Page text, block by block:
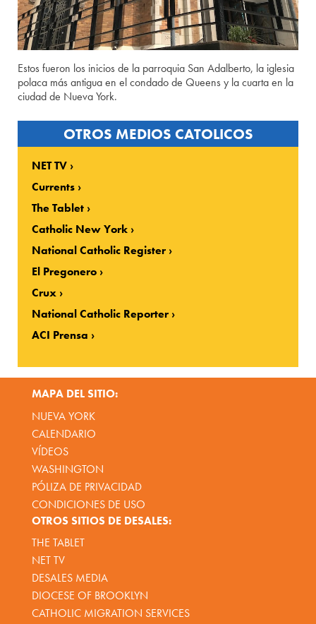
Estos fueron los inicios de la parroquia San Adalberto, la iglesia
polaca más antigua en el condado de Queens y la cuarta en la
ciudad de Nueva York.
OTROS MEDIOS CATOLICOS
NET TV
Currents
The Tablet
Catholic New York
National Catholic Register
El Pregonero
Crux
National Catholic Reporter
ACI Prensa
MAPA DEL SITIO:
NUEVA YORK
CALENDARIO
VÍDEOS
WASHINGTON
PÓLIZA DE PRIVACIDAD
CONDICIONES DE USO
OTROS SITIOS DE DESALES:
THE TABLET
NET TV
DESALES MEDIA
DIOCESE OF BROOKLYN
CATHOLIC MIGRATION SERVICES